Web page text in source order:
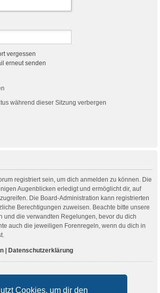
Cookies, um dir den
vergessen
erneut senden
während dieser Sitzung verbergen
registriert sein, um dich anmelden zu können. Die
Augenblicken erledigt und ermöglicht dir, auf
Die Board-Administration kann registrierten
Berechtigungen zuweisen. Beachte bitte unsere
und die verwandten Regelungen, bevor du dich
auch die jeweiligen Forenregeln, wenn du dich in
| Datenschutzerklärung